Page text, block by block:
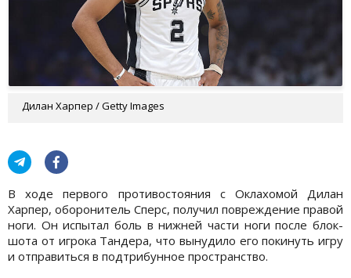
Дилан Харпер / Getty Images
В ходе первого противостояния с Оклахомой Дилан
Харпер, оборонитель Сперс, получил повреждение правой
ноги. Он испытал боль в нижней части ноги после блок-
шота от игрока Тандера, что вынудило его покинуть игру
и отправиться в подтрибунное пространство.